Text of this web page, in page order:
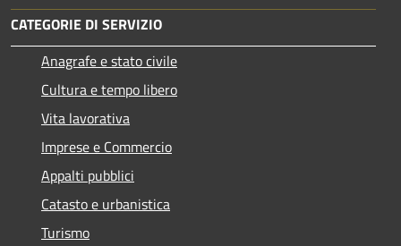
CATEGORIE DI SERVIZIO
Anagrafe e stato civile
Cultura e tempo libero
Vita lavorativa
Imprese e Commercio
Appalti pubblici
Catasto e urbanistica
Turismo